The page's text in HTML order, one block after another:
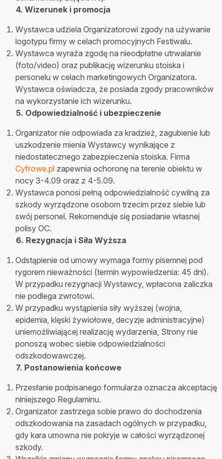
4. Wizerunek i promocja
Wystawca udziela Organizatorowi zgody na używanie
logotypu firmy w celach promocyjnych Festiwalu.
Wystawca wyraża zgodę na nieodpłatne utrwalanie
(foto/video) oraz publikację wizerunku stoiska i
personelu w celach marketingowych Organizatora.
Wystawca oświadcza, że posiada zgody pracowników
na wykorzystanie ich wizerunku.
5. Odpowiedzialność i ubezpieczenie
Organizator nie odpowiada za kradzież, zagubienie lub
uszkodzenie mienia Wystawcy wynikające z
niedostatecznego zabezpieczenia stoiska. Firma
Cyfrowe.pl zapewnia ochoronę na terenie obiektu w
nocy 3-4.09 oraz z 4-5.09.
Wystawca ponosi pełną odpowiedzialność cywilną za
szkody wyrządzone osobom trzecim przez siebie lub
swój personel. Rekomenduje się posiadanie własnej
polisy OC.
6. Rezygnacja i Siła Wyższa
Odstąpienie od umowy wymaga formy pisemnej pod
rygorem nieważności (termin wypowiedzenia: 45 dni).
W przypadku rezygnacji Wystawcy, wpłacona zaliczka
nie podlega zwrotowi.
W przypadku wystąpienia siły wyższej (wojna,
epidemia, klęski żywiołowe, decyzje administracyjne)
uniemożliwiającej realizację wydarzenia, Strony nie
ponoszą wobec siebie odpowiedzialności
odszkodowawczej.
7. Postanowienia końcowe
Przesłanie podpisanego formularza oznacza akceptację
niniejszego Regulaminu.
Organizator zastrzega sobie prawo do dochodzenia
odszkodowania na zasadach ogólnych w przypadku,
gdy kara umowna nie pokryje w całości wyrządzonej
szkody.